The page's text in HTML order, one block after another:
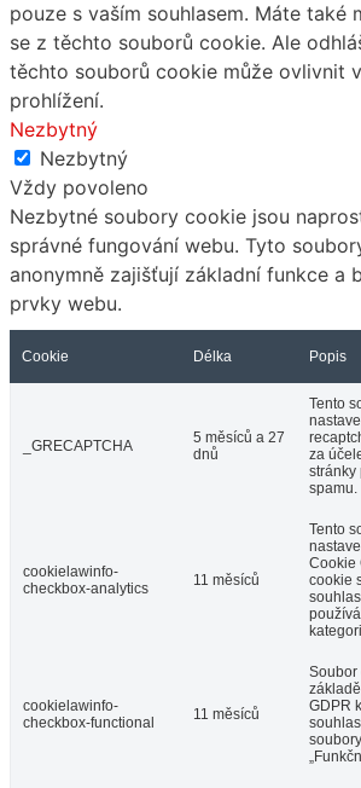
pouze s vaším souhlasem. Máte také
se z těchto souborů cookie. Ale
těchto souborů cookie může ovlivnit
prohlížení.
Nezbytný
Nezbytný
Vždy povoleno
Nezbytné soubory cookie jsou
správné fungování webu. Tyto
anonymně zajišťují základní funkce a
prvky webu.
Cookie Délka Popis
_GRECAPTCHA
5 měsíců a 27
dnů
Tento
za
stránky
spamu.
cookielawinfo-
checkbox-analytics
11 měsíců
Tento
Cookie
cookie
cookielawinfo-
checkbox-functional
11 měsíců
Soubor
GDPR